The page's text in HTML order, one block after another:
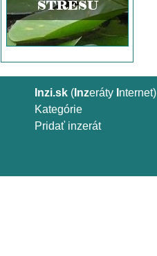
Inzi.sk ( Inzeráty nternet)
Kategórie
Pridať inzerát